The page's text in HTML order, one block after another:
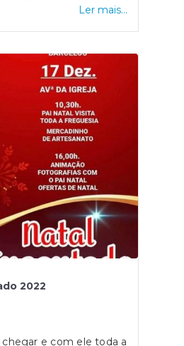
Ler mais...
2022
chegar e com ele toda a